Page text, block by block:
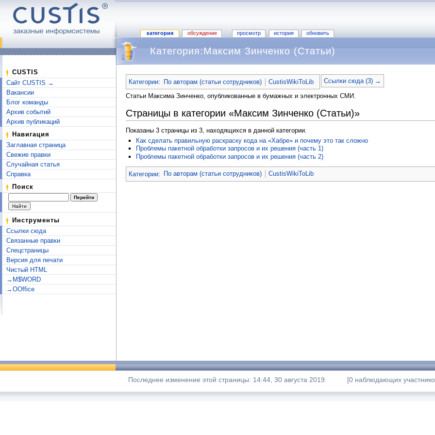
категория обсуждение просмотр история обновить
CUSTIS
Сайт CUSTIS →
Вакансии
Блог команды
Архив событий
Архив публикаций
Навигация
Заглавная страница
Свежие правки
Случайная статья
Справка
Поиск
Инструменты
Ссылки сюда
Связанные правки
Спецстраницы
Версия для печати
Чистый HTML
→M$WORD
→OOffice
Категория:Максим Зинченко (Статьи)
Категории: По авторам (статьи сотрудников) CustisWikiToLib Ссылки сюда (3) →
Статьи Максима Зинченко, опубликованные в бумажных и электронных СМИ.
Страницы в категории «Максим Зинченко (Статьи)»
Показаны 3 страницы из 3, находящихся в данной категории.
Как сделать правильную раскраску кода на «Хабре» и почему это так сложно
Проблемы пакетной обработки запросов и их решения (часть 1)
Проблемы пакетной обработки запросов и их решения (часть 2)
Категории: По авторам (статьи сотрудников) CustisWikiToLib
Последнее изменение этой страницы: 14:44, 30 августа 2019. [0 наблюдающих